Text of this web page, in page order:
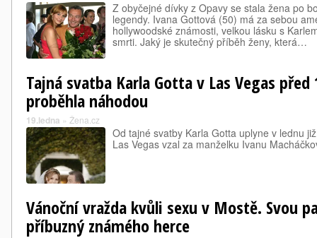
Z obyčejné dívky z Opavy se stala žena po
legendy. Ivana Gottová (50) má za sebou
hollywoodské známosti, velkou lásku s
smrti. Jaký je skutečný příběh ženy, která…
Tajná svatba Karla Gotta v Las Vegas před
proběhla náhodou
19.ledna » Žena.cz
Od tajné svatby Karla Gotta uplyne v lednu
Las Vegas vzal za manželku Ivanu
Vánoční vražda kvůli sexu v Mostě. Svou
příbuzný známého herce